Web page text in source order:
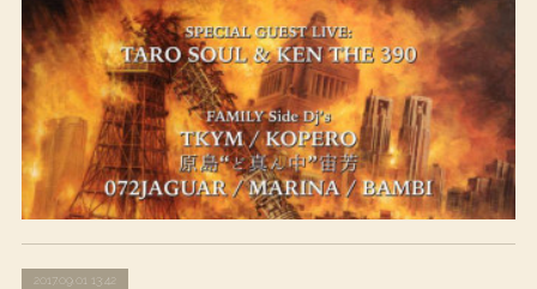
2017.09.01 13:42